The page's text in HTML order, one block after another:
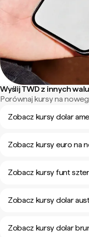
Wyślij TWD z innych
Porównaj kursy na
Zobacz kursy dolar
Zobacz kursy euro na
Zobacz kursy funt
Zobacz kursy dolar
Zobacz kursy dolar